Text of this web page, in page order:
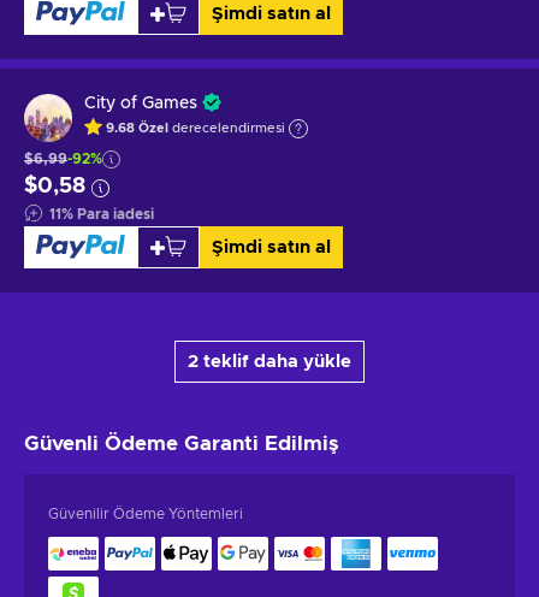
Şimdi satın al
City of Games
9.68 Özel derecelendirmesi
$6,99-92%
$0,58
11% Para iadesi
Şimdi satın al
2 teklif daha yükle
Güvenli Ödeme Garanti Edilmiş
Güvenilir Ödeme Yöntemleri